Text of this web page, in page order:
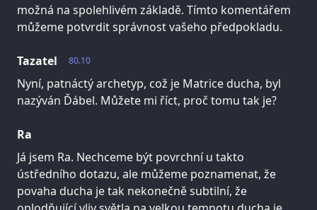
možná na spolehlivém základě. Tímto komentářem
můžeme potvrdit správnost vašeho předpokladu.
80.10
Tazatel
Nyní, patnáctý archetyp, což je Matrice ducha, byl
nazýván Ďábel. Můžete mi říct, proč tomu tak je?
Ra
Já jsem Ra. Nechceme být povrchní u takto
ústředního dotazu, ale můžeme poznamenat, že
povaha ducha je tak nekonečně subtilní, že